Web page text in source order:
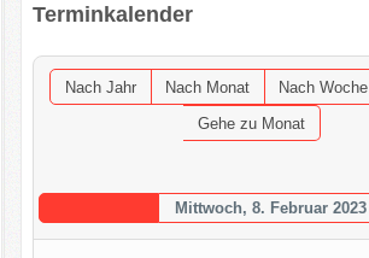
OGV INFOBRIEFE
UNSER VEREIN
GARTENKALENDER
Terminkalender
Nach Jahr Nach Monat Nach Woche
Gehe zu Monat
Mittwoch, 8. Februar 2023